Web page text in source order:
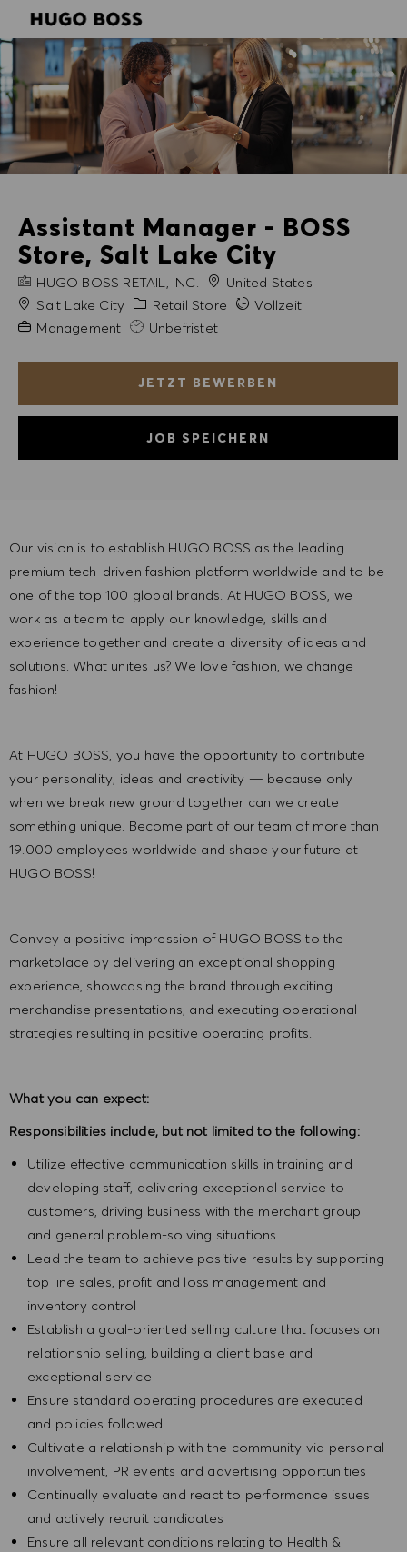
Assistant Manager - BOSS
Store, Salt Lake City
FIRMENNAME
HUGO BOSS RETAIL, INC.
United States
StadtSalt Lake City Kategorie
Retail Store
Vollzeit
Erfahrung erforderlich
Management Unbefristet
JETZT BEWERBEN
JOB SPEICHERN
Our vision is to establish HUGO BOSS as the leading
premium tech-driven fashion platform worldwide and to be
one of the top 100 global brands. At HUGO BOSS, we
work as a team to apply our knowledge, skills and
experience together and create a diversity of ideas and
solutions. What unites us? We love fashion, we change
fashion!
At HUGO BOSS, you have the opportunity to contribute
your personality, ideas and creativity — because only
when we break new ground together can we create
something unique. Become part of our team of more than
19.000 employees worldwide and shape your future at
HUGO BOSS!
Convey a positive impression of HUGO BOSS to the
marketplace by delivering an exceptional shopping
experience, showcasing the brand through exciting
merchandise presentations, and executing operational
strategies resulting in positive operating profits.
What you can expect:
Responsibilities include, but not limited to the following:
Utilize effective communication skills in training and
developing staff, delivering exceptional service to
customers, driving business with the merchant group
and general problem-solving situations
Lead the team to achieve positive results by supporting
top line sales, profit and loss management and
inventory control
Establish a goal-oriented selling culture that focuses on
relationship selling, building a client base and
exceptional service
Ensure standard operating procedures are executed
and policies followed
Cultivate a relationship with the community via personal
involvement, PR events and advertising opportunities
Continually evaluate and react to performance issues
and actively recruit candidates
Ensure all relevant conditions relating to Health &